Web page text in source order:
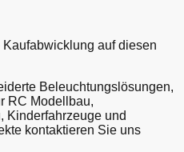
auf diesen
Beleuchtungslösungen,
RC Modellbau,
Kinderfahrzeuge und
kontaktieren Sie uns